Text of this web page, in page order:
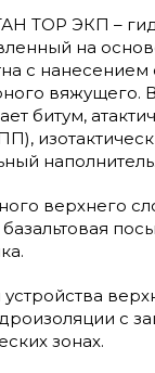
ТОР ЭКП –
на
с нанесением
вяжущего.
битум,
наполнитель.
верхнего
с
зонах.